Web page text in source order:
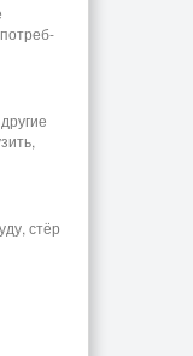
стёр